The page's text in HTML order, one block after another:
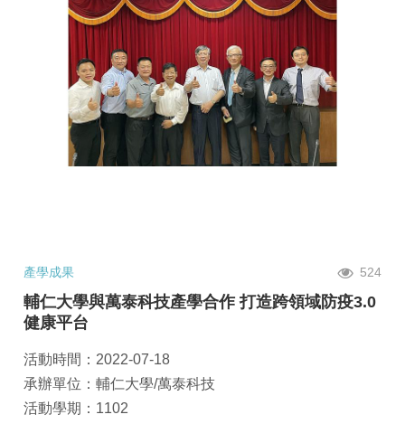
產學成果 524
輔仁大學與萬泰科技產學合作 打造跨領域防疫3.0
健康平台
活動時間：2022-07-18
承辦單位：輔仁大學/萬泰科技
活動學期：1102